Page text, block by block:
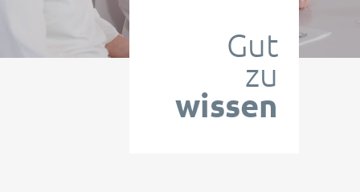
Gut
zu
wissen